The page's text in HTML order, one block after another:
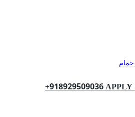
+918929509036